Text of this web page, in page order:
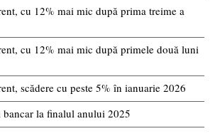
cu 12% mai mic după prima treime a
cu 12% mai mic după primele două luni
scădere cu peste 5% în ianuarie 2026
la finalul anului 2025